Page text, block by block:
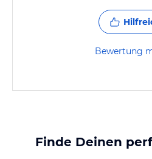
Bewertung
Finde Deinen